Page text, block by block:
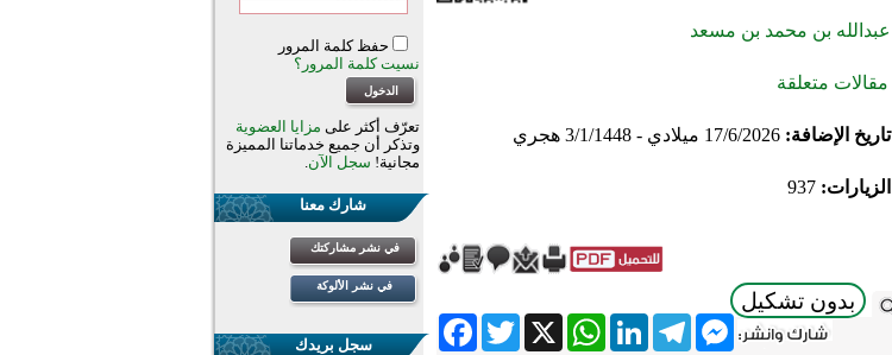
عبدالله بن محمد بن مسعد
مقالات متعلقة
تاريخ الإضافة:17/6/2026 ميلادي - 3/1/1448 هجري
الزيارات:937
بدون تشكيل
FacebookTwitter X
WhatsAppLinkedInTelegram
Messenger
حفظ كلمة المرور
نسيت كلمة المرور؟
تعرّف أكثر على مزايا العضوية
وتذكر أن جميع خدماتنا المميزة
مجانية! سجل الآن.
شارك معنا
في نشر مشاركتك
في نشر الألوكة
سجل بريدك